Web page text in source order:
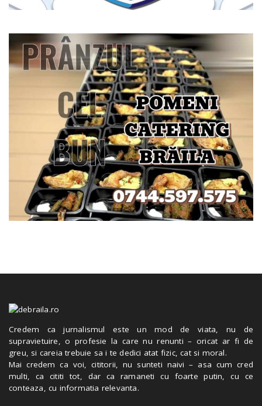
Credem ca jurnalismul este un mod de viata, nu de
supravietuire, o profesie la care nu renunti – oricat ar fi de
greu, si careia trebuie sa i te dedici atat fizic, cat si moral.
Mai credem ca voi, cititorii, nu sunteti naivi – asa cum cred
multi, ca cititi tot, dar ca ramaneti cu foarte putin, cu ce
conteaza, cu informatia relevanta.